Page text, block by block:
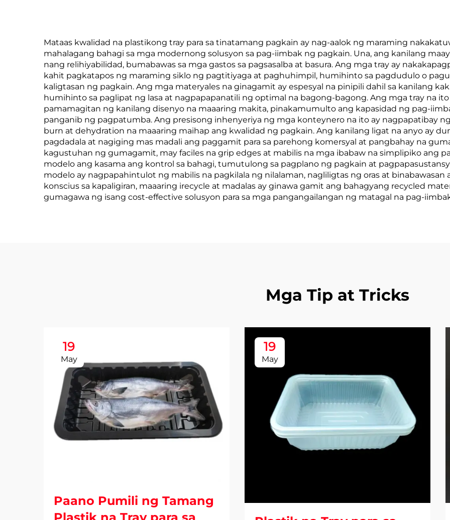
Mataas kwalidad na plastikong tray para sa tinatamang pagkain ay nag-aalok ng maraming
mahalagang bahagi sa mga modernong solusyon sa pag-iimbak ng pagkain. Una, ang kanilang
nang relihiyabilidad, bumabawas sa mga gastos sa pagsasalba at basura. Ang mga tray ay
kahit pagkatapos ng maraming siklo ng pagtitiyaga at paghuhimpil, humihinto sa pagdudulo o
kaligtasan ng pagkain. Ang mga materyales na ginagamit ay espesyal na pinipili dahil sa kanilang
humihinto sa paglipat ng lasa at nagpapapanatili ng optimal na bagong-bagong. Ang mga tray na ito
pamamagitan ng kanilang disenyo na maaaring makita, pinakamumulto ang kapasidad ng pag-
panganib ng pagpatumba. Ang presisong inhenyeriya ng mga konteynero na ito ay nagpapatibay
burn at dehydration na maaaring maihap ang kwalidad ng pagkain. Ang kanilang ligat na anyo ay
pagdadala at nagiging mas madali ang paggamit para sa parehong komersyal at pangbahay na
kagustuhan ng gumagamit, may faciles na grip edges at mabilis na mga ibabaw na simplipiko ang
modelo ang kasama ang kontrol sa bahagi, tumutulong sa pagplano ng pagkain at
modelo ay nagpapahintulot ng mabilis na pagkilala ng nilalaman, nagliligtas ng oras at binabawasan
konscius sa kapaligiran, maaaring irecycle at madalas ay ginawa gamit ang bahagyang recycled
gumagawa ng isang cost-effective solusyon para sa mga pangangailangan ng matagal na pag-
Mga Tip at Tricks
19
May
Paano Pumili ng Tamang
19
May